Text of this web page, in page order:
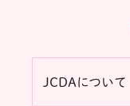
JCDAについて